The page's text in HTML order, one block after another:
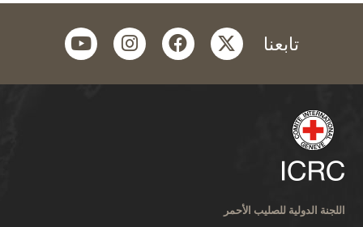
تابعنا twitter
facebook
instagram
youtube
اللجنة الدولية للصليب الأحمر